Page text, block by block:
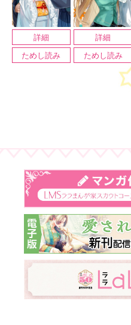
詳細
ためし読み
詳細
ためし読み